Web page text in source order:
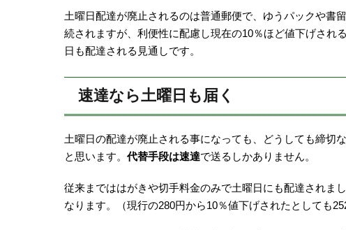
土曜日配達が廃止されるのは普通郵便で、ゆうパックや書
続されますが、利便性に配慮し現在の10％ほど値下げされ
日も配達される見通しです。
速達なら土曜日も届く
土曜日の配達が廃止される事になっても、どうしても締切
と思います。 代替手段は速達で送るしかありません。
従来までははがきや切手料金のみで土曜日にも配達されま
なります。（現行の280円から10％値下げされたとしても